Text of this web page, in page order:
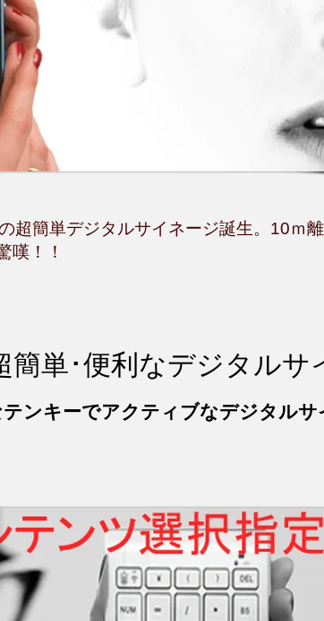
超簡単デジタルサイネージ誕生。10ｍ
嘆！！
単･便利なデジタルサ
ンキーでアクティブなデジタルサ